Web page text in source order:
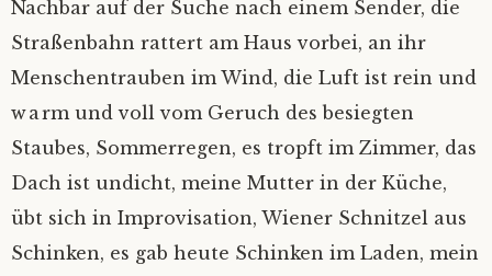
Nachbar auf der Suche nach einem Sender, die
Straßenbahn rattert am Haus vorbei, an ihr
Menschentrauben im Wind, die Luft ist rein und
warm und voll vom Geruch des besiegten
Staubes, Sommerregen, es tropft im Zimmer, das
Dach ist undicht, meine Mutter in der Küche,
übt sich in Improvisation, Wiener Schnitzel aus
Schinken, es gab heute Schinken im Laden, mein